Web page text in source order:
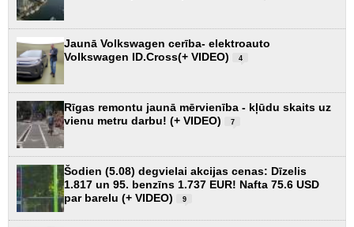
Jaunā Volkswagen cerība- elektroauto
Volkswagen ID.Cross(+ VIDEO)
4
Rīgas remontu jaunā mērvienība - kļūdu skaits uz
vienu metru darbu! (+ VIDEO)
7
Šodien (5.08) degvielai akcijas cenas: Dīzelis
1.817 un 95. benzīns 1.737 EUR! Nafta 75.6 USD
par barelu (+ VIDEO)
9